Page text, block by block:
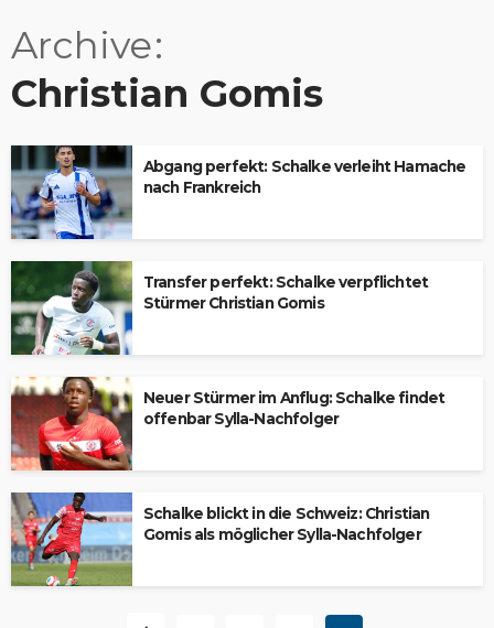
Archive
Christian Gomis
Abgang perfekt: Schalke verleiht Hamache
nach Frankreich
Transfer perfekt: Schalke verpflichtet
Stürmer Christian Gomis
Neuer Stürmer im Anflug: Schalke findet
offenbar Sylla-Nachfolger
Schalke blickt in die Schweiz: Christian
Gomis als möglicher Sylla-Nachfolger